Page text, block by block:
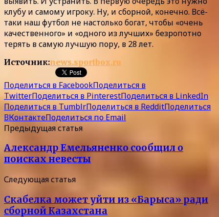
клубу и самому игроку. Ну, и сборной, конечно. Всё-
таки наш футбол не настолько богат, чтобы «очень
качественного» и «одного из лучших» безропотно
терять в самую лучшую пору, в 28 лет.
Источник:news.sportbox.ru
Поделиться в FacebookПоделиться в
TwitterПоделиться в PinterestПоделиться в LinkedIn
Поделиться в TumblrПоделиться в RedditПоделиться
ВКонтактеПоделиться по Email
Предыдущая статья
Александр Емельяненко сообщил о
поисках невесты
Следующая статья
Скабелка может уйти из «Барыса» ради
сборной Казахстана